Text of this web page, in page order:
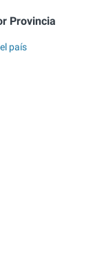
Provincia
país